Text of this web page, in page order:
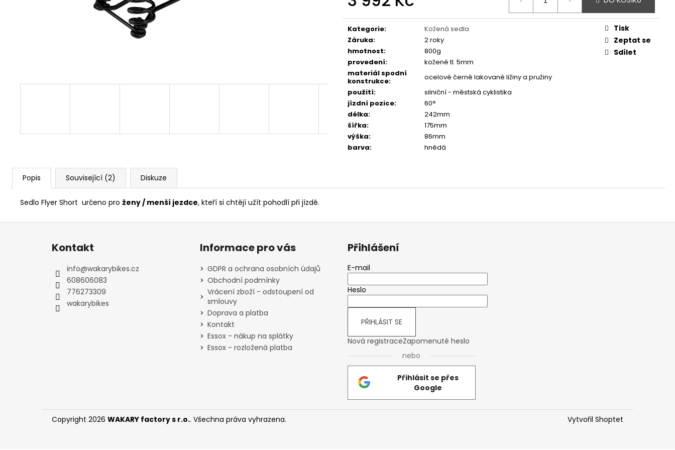
cena:
Kategorie:
Kožená sedla
Záruka:
2 roky
hmotnost:
800g
provedení:
kožené tl. 5mm
materiál spodní
konstrukce:
ocelové černě lakované ližiny a pružiny
použití:
silniční - městská cyklistika
jízdní pozice:
60°
délka:
242mm
šířka:
175mm
výška:
86mm
barva: hnědá
Tisk
Zeptat se
Sdílet
Popis Související (2) Diskuze
Sedlo Flyer Short určeno pro ženy / menší jezdce, kteří si chtějí užít pohodlí při jízdě.
FAVORIT PÁNSKÝ - REDESIGN SPORT
BIKE BY WAKARY
FAVORIT DÁMSKÝ - REDESIGN URBAN ESKA SKLÁDAČKA - REDESIGN URBAN
19 400 Kč
Z
Kontakt
info@wakarybikes.cz
608606083
776273309
wakarybikes
Informace pro vás
GDPR a ochrana osobních údajů
Obchodní podmínky
Vrácení zboží - odstoupení od
smlouvy
Doprava a platba
Kontakt
Essox - nákup na splátky
Essox - rozložená platba
Přihlášení
E-mail
Heslo
PŘIHLÁSIT SE
Nová registraceZapomenuté heslo
nebo
Přihlásit se přes
Google
Vytvořil Shoptet
Copyright 2026 WAKARY factory s r.o.. Všechna práva vyhrazena.